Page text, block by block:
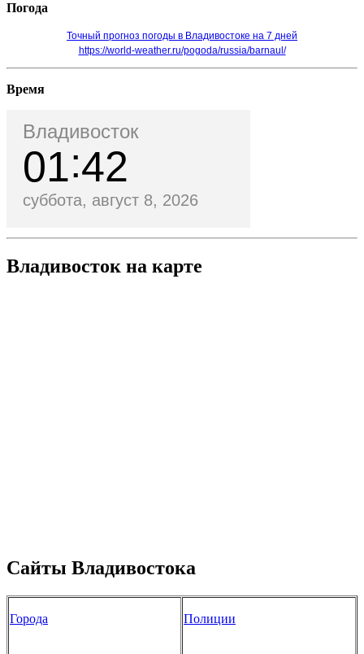
Погода
Точный прогноз погоды в Владивостоке на 7 дней
https://world-weather.ru/pogoda/russia/barnaul/
Время
Владивосток
01 42
суббота, август 8, 2026
Владивосток на карте
Сайты Владивостока
Города Полиции